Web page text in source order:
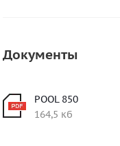
Документы
POOL 850
164,5 кб